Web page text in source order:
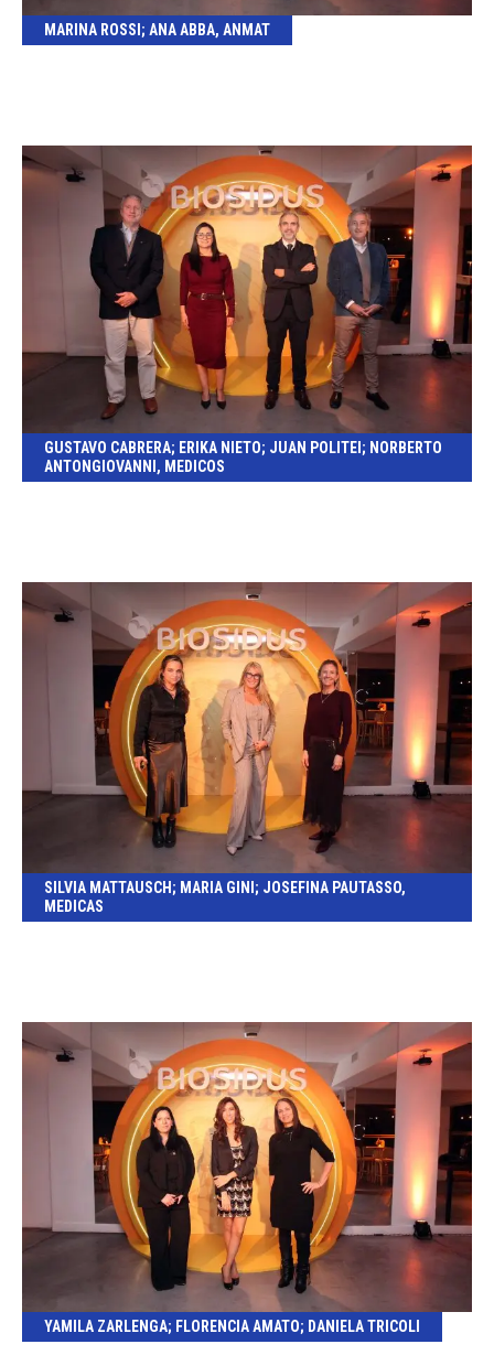
MARINA ROSSI; ANA ABBA, ANMAT
GUSTAVO CABRERA; ERIKA NIETO; JUAN POLITEI; NORBERTO
ANTONGIOVANNI, MEDICOS
SILVIA MATTAUSCH; MARIA GINI; JOSEFINA PAUTASSO,
MEDICAS
YAMILA ZARLENGA; FLORENCIA AMATO; DANIELA TRICOLI